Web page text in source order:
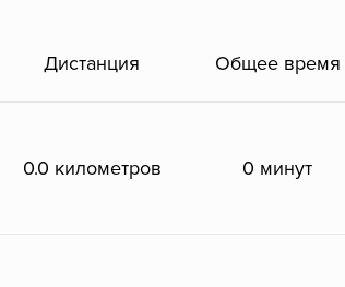
Дистанция Общее время
0.0 километров 0 минут